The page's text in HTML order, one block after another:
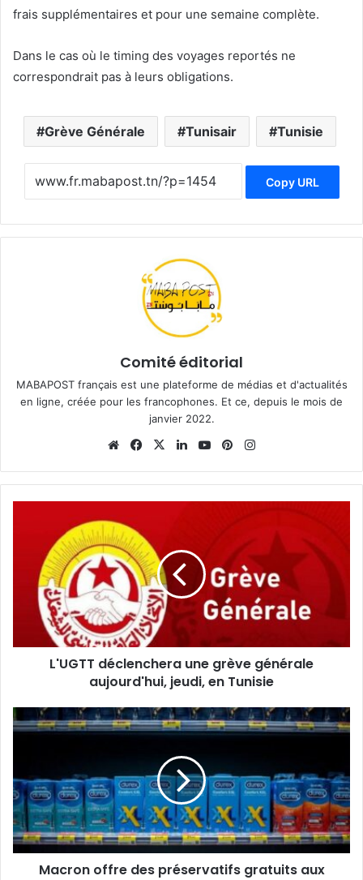
frais supplémentaires et pour une semaine complète.
Dans le cas où le timing des voyages reportés ne
correspondrait pas à leurs obligations.
Grève Générale Tunisair Tunisie
Copy URL
Comité éditorial
MABAPOST français est une plateforme de médias et d'actualités
en ligne, créée pour les francophones. Et ce, depuis le mois de
janvier 2022.
WebsiteFacebook
X LinkedinYouTubePinterest
déclenchera
générale
aujourd'hui,
jeudi,
Tunisie
L'UGTT déclenchera une grève générale
aujourd'hui, jeudi, en Tunisie
Macron
offre
gratuits
aux
jeunes
Français
en
Macron offre des préservatifs gratuits aux